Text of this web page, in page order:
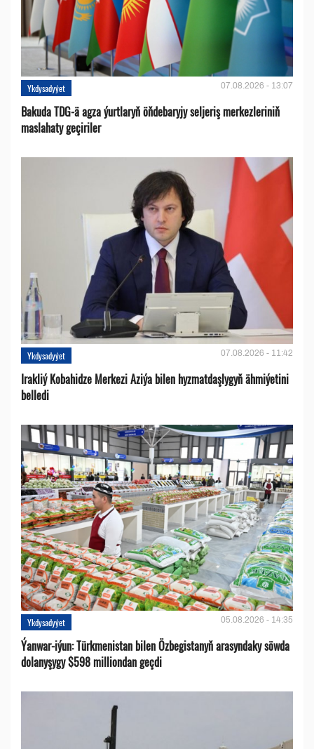
Ykdysadyýet 07.08.2026 - 13:07
Bakuda TDG-ä agza ýurtlaryň öňdebaryjy seljeriş merkezleriniň
maslahaty geçiriler
Ykdysadyýet 07.08.2026 - 11:42
Irakliý Kobahidze Merkezi Aziýa bilen hyzmatdaşlygyň ähmiýetini
belledi
Ykdysadyýet 05.08.2026 - 14:35
Ýanwar-iýun: Türkmenistan bilen Özbegistanyň arasyndaky söwda
dolanyşygy $598 milliondan geçdi